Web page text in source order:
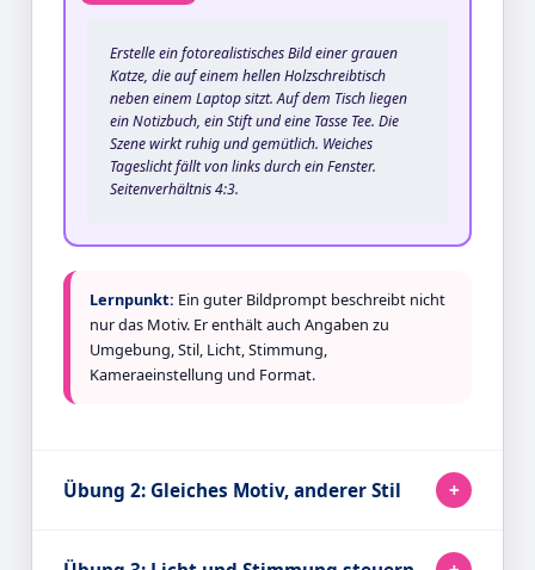
Erstelle ein fotorealistisches Bild einer grauen
Katze, die auf einem hellen Holzschreibtisch
neben einem Laptop sitzt. Auf dem Tisch liegen
ein Notizbuch, ein Stift und eine Tasse Tee. Die
Szene wirkt ruhig und gemütlich. Weiches
Tageslicht fällt von links durch ein Fenster.
Seitenverhältnis 4:3.
Lernpunkt: Ein guter Bildprompt beschreibt nicht
nur das Motiv. Er enthält auch Angaben zu
Umgebung, Stil, Licht, Stimmung,
Kameraeinstellung und Format.
Übung 2: Gleiches Motiv, anderer Stil